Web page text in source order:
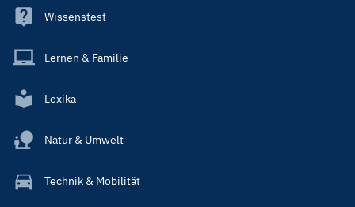
Wissenstest
Lernen & Familie
Lexika
Natur & Umwelt
Technik & Mobilität